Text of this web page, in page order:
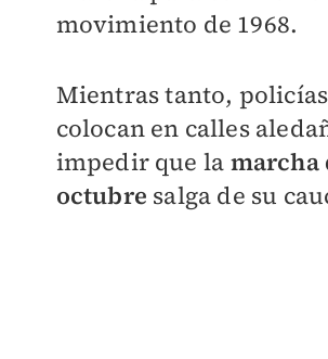
movimiento de 1968.
Mientras tanto,
colocan en calles
impedir que la marcha
octubre salga de su